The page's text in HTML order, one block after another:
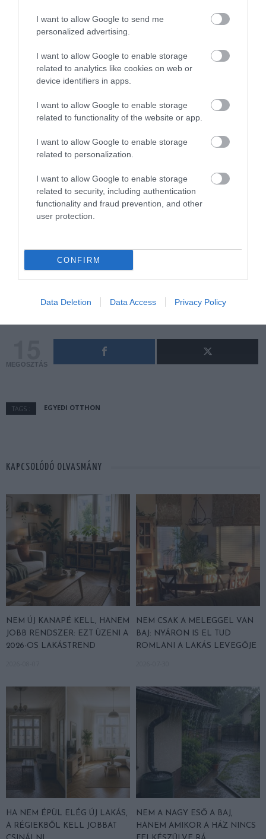
I want to allow Google to send me
personalized advertising.
I want to allow Google to enable storage
related to analytics like cookies on web or
device identifiers in apps.
I want to allow Google to enable storage
related to functionality of the website or app.
I want to allow Google to enable storage
related to personalization.
I want to allow Google to enable storage
related to security, including authentication
functionality and fraud prevention, and other
user protection.
CONFIRM
Data Deletion Data Access Privacy Policy
MEGOSZTÁS
TAGS : EGYEDI OTTHON
KAPCSOLÓDÓ OLVASMÁNY
NEM ÚJ KANAPÉ KELL, HANEM
JOBB RENDSZER: EZT ÜZENI A
2026-OS LAKÁSTREND
NEM CSAK A MELEGGEL VAN
BAJ: NYÁRON IS EL TUD
ROMLANI A LAKÁS LEVEGŐJE
HA NEM ÉPÜL ELÉG ÚJ LAKÁS,
A RÉGIEKBŐL KELL JOBBAT
NEM A NAGY ESŐ A BAJ,
HANEM AMIKOR A HÁZ NINCS